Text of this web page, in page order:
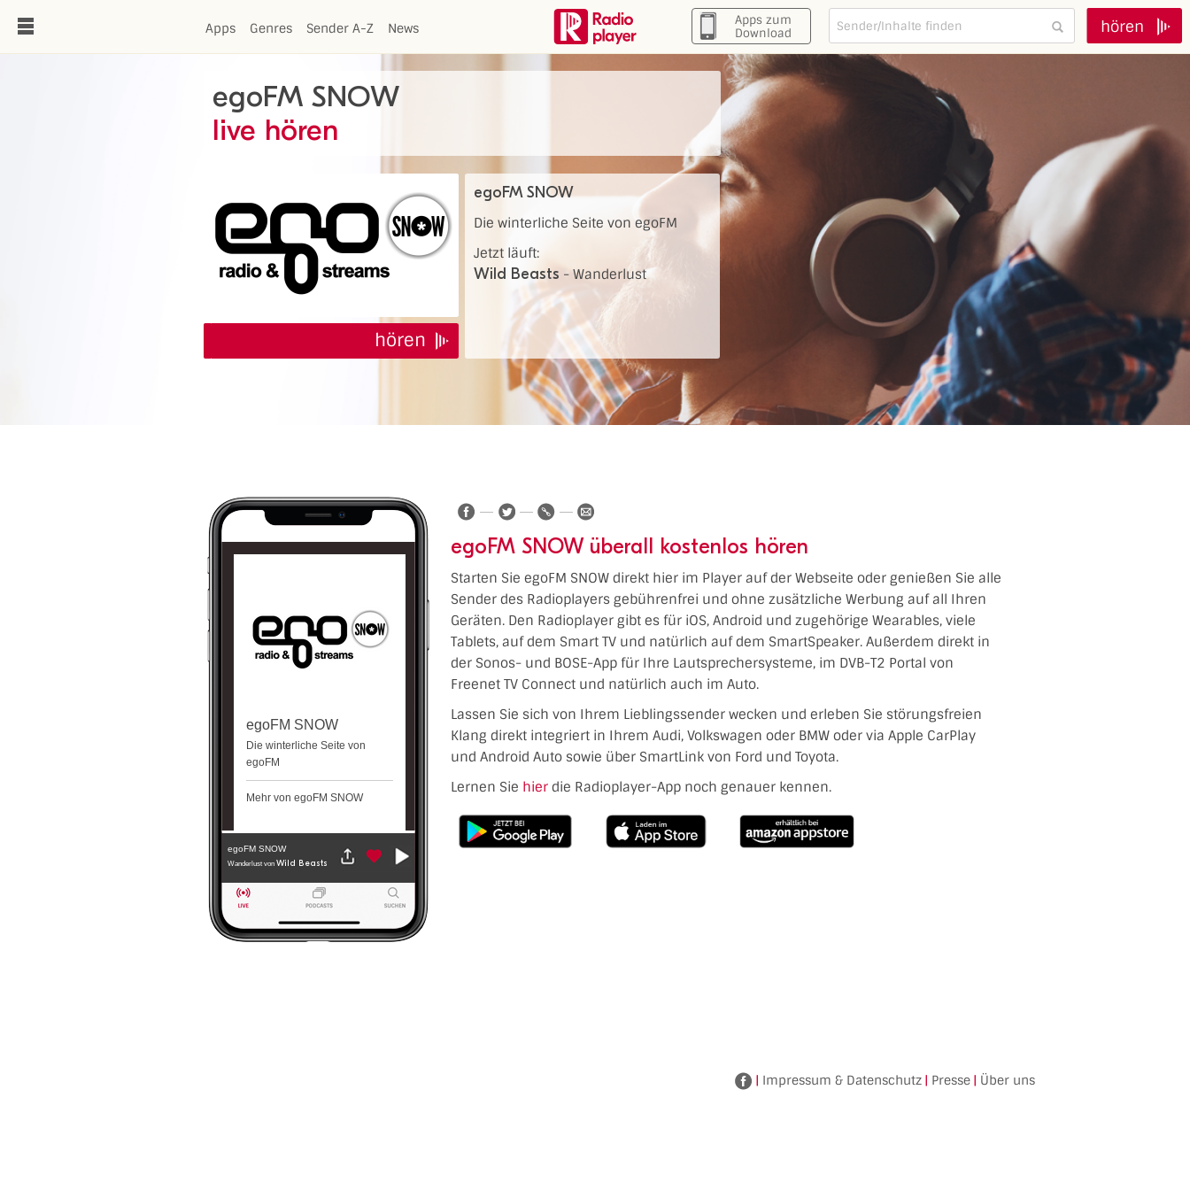
Apps Genres Sender A-Z News
Apps zum
Download
hören
egoFM SNOW
live hören
hören
egoFM SNOW
Die winterliche Seite von egoFM
Jetzt läuft:
Wild Beasts - Wanderlust
egoFM SNOW
Die winterliche Seite von
egoFM
Mehr von egoFM SNOW
egoFM SNOW
Wanderlust von Wild Beasts
egoFM SNOW überall kostenlos hören
Starten Sie egoFM SNOW direkt hier im Player auf der Webseite oder genießen Sie alle
Sender des Radioplayers gebührenfrei und ohne zusätzliche Werbung auf all Ihren
Geräten. Den Radioplayer gibt es für iOS, Android und zugehörige Wearables, viele
Tablets, auf dem Smart TV und natürlich auf dem SmartSpeaker. Außerdem direkt in
der Sonos- und BOSE-App für Ihre Lautsprechersysteme, im DVB-T2 Portal von
Freenet TV Connect und natürlich auch im Auto.
Lassen Sie sich von Ihrem Lieblingssender wecken und erleben Sie störungsfreien
Klang direkt integriert in Ihrem Audi, Volkswagen oder BMW oder via Apple CarPlay
und Android Auto sowie über SmartLink von Ford und Toyota.
Lernen Sie hier die Radioplayer-App noch genauer kennen.
Facebook
| Impressum & Datenschutz | Presse | Über uns